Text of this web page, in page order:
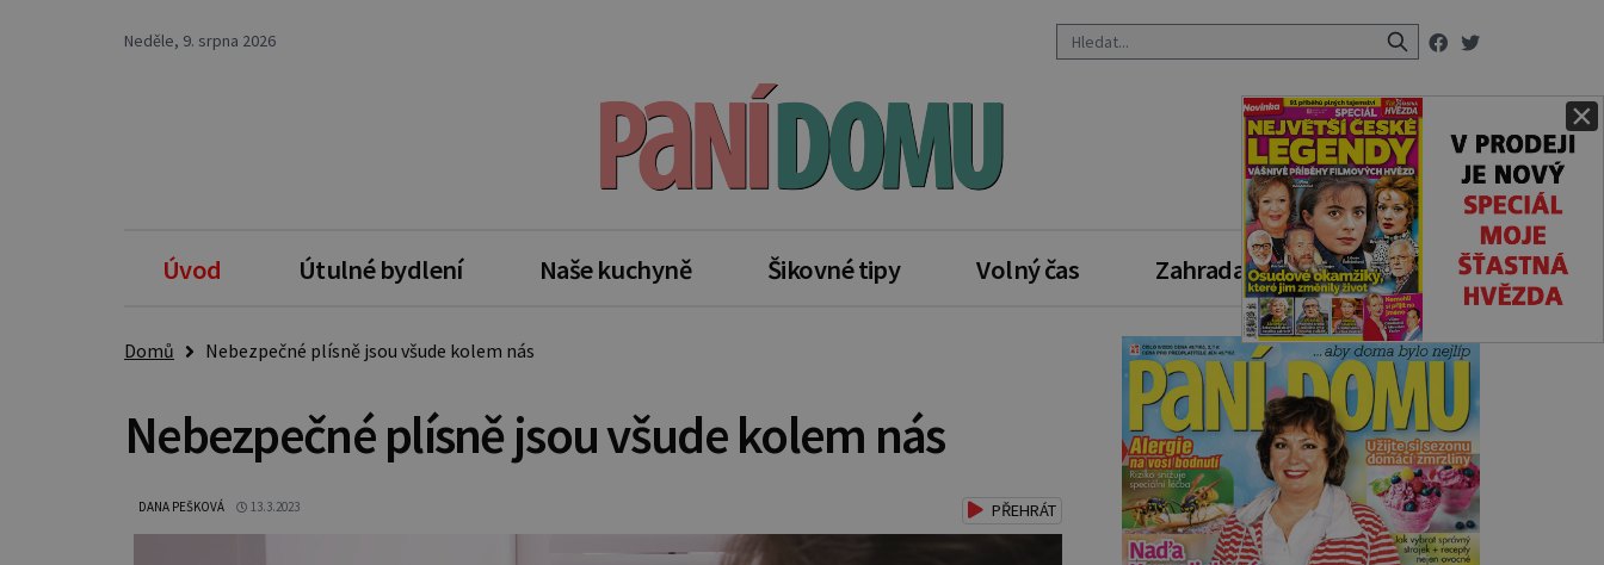
×
Neděle, 9. srpna 2026
Úvod Útulné bydlení Naše kuchyně Šikovné tipy Volný čas Zahrada Zdravý styl
Domů Nebezpečné plísně jsou všude kolem nás
Nebezpečné plísně jsou všude kolem nás
DANA PEŠKOVÁ 13.3.2023 PŘEHRÁT